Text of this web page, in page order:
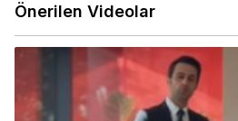
Önerilen Videolar